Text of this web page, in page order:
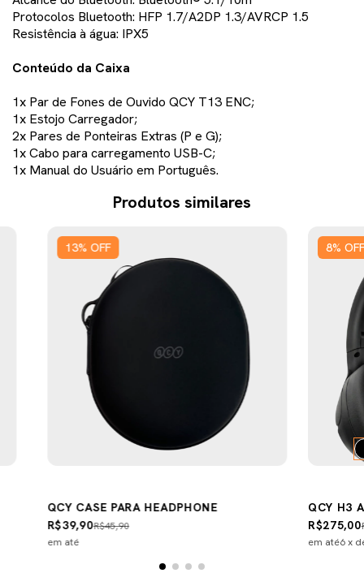
Protocolos Bluetooth: HFP 1.7/A2DP 1.3/AVRCP 1.5
Resistência à água: IPX5
Conteúdo da Caixa
1x Par de Fones de Ouvido QCY T13 ENC;
1x Estojo Carregador;
2x Pares de Ponteiras Extras (P e G);
1x Cabo para carregamento USB-C;
1x Manual do Usuário em Português.
Produtos similares
13% OFF
QCY CASE PARA HEADPHONE
R$45,90
R$39,90
em até
8%
QCY H3
R$275,00
em até6 x